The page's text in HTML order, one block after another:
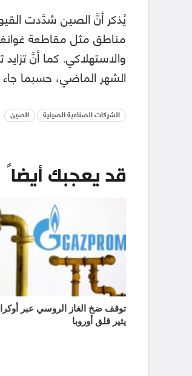
يُذكر أنَّ الصين شدَّدت
مناطق مثل مقاطعة
والاستهلاكي. كما أنَّ
الشهر الماضي، حسبما جاء
الشركات الصناعية الصينية الصين
قد يعجبك أيضاً
توقف ضخ الغاز الروسي عبر
يثير قلق أوروبا